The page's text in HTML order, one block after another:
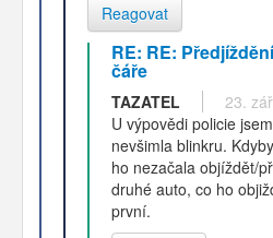
Reagovat
RE: RE:
čáře
TAZATEL
23.
U výpovědi policie
nevšimla blinkru.
ho nezačala objíždět/
druhé auto, co ho
první.